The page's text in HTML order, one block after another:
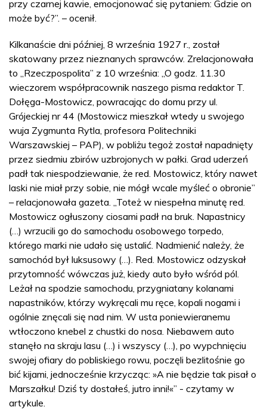
przy czarnej kawie, emocjonować się pytaniem: Gdzie on
może być?”. – ocenił.
Kilkanaście dni później, 8 września 1927 r., został
skatowany przez nieznanych sprawców. Zrelacjonowała
to „Rzeczpospolita” z 10 września: „O godz. 11.30
wieczorem współpracownik naszego pisma redaktor T.
Dołęga-Mostowicz, powracając do domu przy ul.
Grójeckiej nr 44 (Mostowicz mieszkał wtedy u swojego
wuja Zygmunta Rytla, profesora Politechniki
Warszawskiej – PAP), w pobliżu tegoż został napadnięty
przez siedmiu zbirów uzbrojonych w pałki. Grad uderzeń
padł tak niespodziewanie, że red. Mostowicz, który nawet
laski nie miał przy sobie, nie mógł wcale myśleć o obronie”
– relacjonowała gazeta. „Toteż w niespełna minutę red.
Mostowicz ogłuszony ciosami padł na bruk. Napastnicy
(…) wrzucili go do samochodu osobowego torpedo,
którego marki nie udało się ustalić. Nadmienić należy, że
samochód był luksusowy (…). Red. Mostowicz odzyskał
przytomność wówczas już, kiedy auto było wśród pól.
Leżał na spodzie samochodu, przygniatany kolanami
napastników, którzy wykręcali mu ręce, kopali nogami i
ogólnie znęcali się nad nim. W usta poniewieranemu
wtłoczono knebel z chustki do nosa. Niebawem auto
stanęło na skraju lasu (…) i wszyscy (…), po wypchnięciu
swojej ofiary do pobliskiego rowu, poczęli bezlitośnie go
bić kijami, jednocześnie krzycząc: »A nie będzie tak pisał o
Marszałku! Dziś ty dostałeś, jutro inni!«” - czytamy w
artykule.